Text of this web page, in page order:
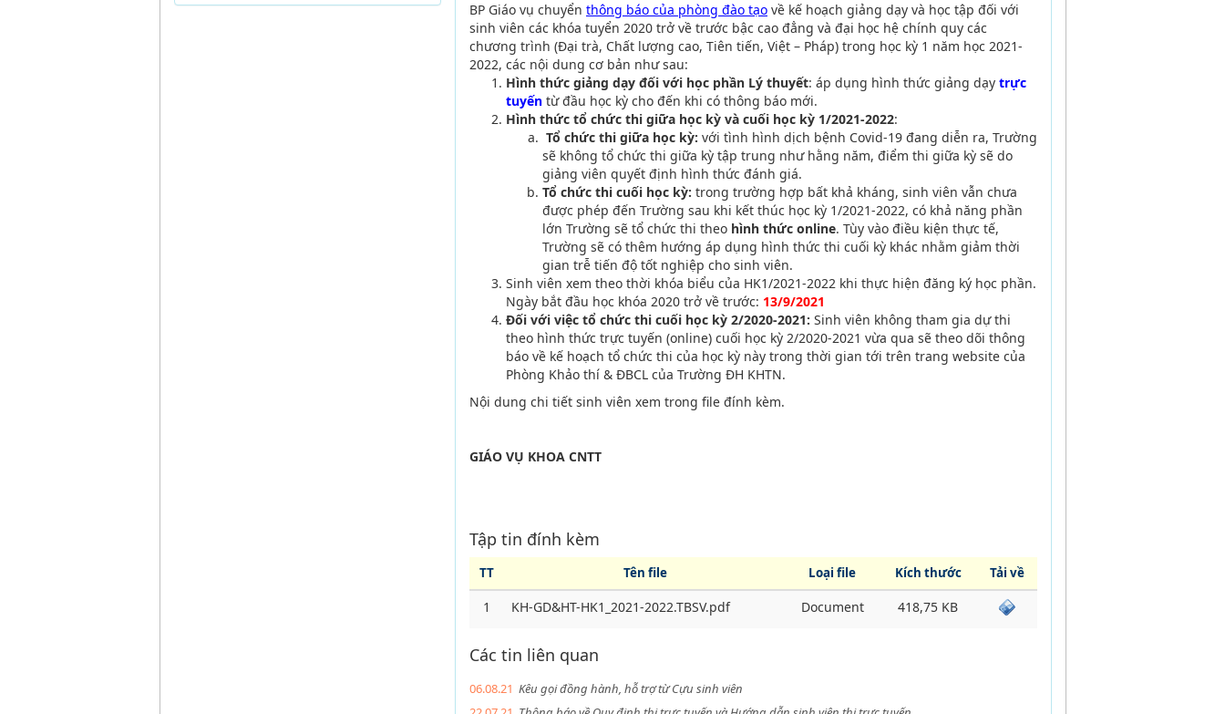
BP Giáo vụ chuyển thông báo của phòng đào tạo về kế hoạch giảng dạy và học tập đối với
sinh viên các khóa tuyển 2020 trở về trước bậc cao đẳng và đại học hệ chính quy các
chương trình (Đại trà, Chất lượng cao, Tiên tiến, Việt – Pháp) trong học kỳ 1 năm học 2021-
2022, các nội dung cơ bản như sau:
Hình thức giảng dạy đối với học phần Lý thuyết: áp dụng hình thức giảng dạy trực
tuyến từ đầu học kỳ cho đến khi có thông báo mới.
Hình thức tổ chức thi giữa học kỳ và cuối học kỳ 1/2021-2022:
Tổ chức thi giữa học kỳ: với tình hình dịch bệnh Covid-19 đang diễn ra, Trường
sẽ không tổ chức thi giữa kỳ tập trung như hằng năm, điểm thi giữa kỳ sẽ do
giảng viên quyết định hình thức đánh giá.
Tổ chức thi cuối học kỳ: trong trường hợp bất khả kháng, sinh viên vẫn chưa
được phép đến Trường sau khi kết thúc học kỳ 1/2021-2022, có khả năng phần
lớn Trường sẽ tổ chức thi theo hình thức online. Tùy vào điều kiện thực tế,
Trường sẽ có thêm hướng áp dụng hình thức thi cuối kỳ khác nhằm giảm thời
gian trễ tiến độ tốt nghiệp cho sinh viên.
Sinh viên xem theo thời khóa biểu của HK1/2021-2022 khi thực hiện đăng ký học phần.
Ngày bắt đầu học khóa 2020 trở về trước: 13/9/2021
Đối với việc tổ chức thi cuối học kỳ 2/2020-2021: Sinh viên không tham gia dự thi
theo hình thức trực tuyến (online) cuối học kỳ 2/2020-2021 vừa qua sẽ theo dõi thông
báo về kế hoạch tổ chức thi của học kỳ này trong thời gian tới trên trang website của
Phòng Khảo thí & ĐBCL của Trường ĐH KHTN.
Nội dung chi tiết sinh viên xem trong file đính kèm.
GIÁO VỤ KHOA CNTT
Tập tin đính kèm
TT Tên file Loại file Kích thước Tải về
1 KH-GD&HT-HK1_2021-2022.TBSV.pdf Document 418,75 KB
Các tin liên quan
06.08.21 Kêu gọi đồng hành, hỗ trợ từ Cựu sinh viên